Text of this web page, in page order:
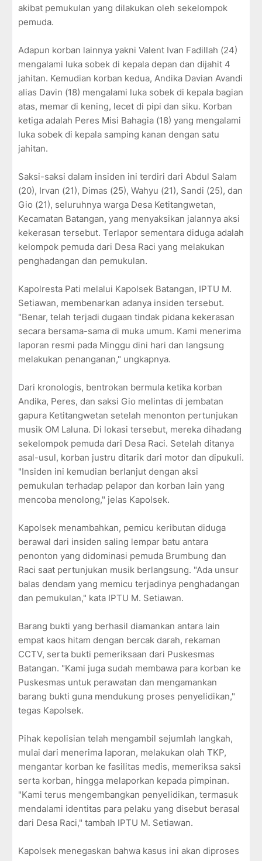
akibat pemukulan yang dilakukan oleh sekelompok
pemuda.
Adapun korban lainnya yakni Valent Ivan Fadillah (24)
mengalami luka sobek di kepala depan dan dijahit 4
jahitan. Kemudian korban kedua, Andika Davian Avandi
alias Davin (18) mengalami luka sobek di kepala bagian
atas, memar di kening, lecet di pipi dan siku. Korban
ketiga adalah Peres Misi Bahagia (18) yang mengalami
luka sobek di kepala samping kanan dengan satu
jahitan.
Saksi-saksi dalam insiden ini terdiri dari Abdul Salam
(20), Irvan (21), Dimas (25), Wahyu (21), Sandi (25), dan
Gio (21), seluruhnya warga Desa Ketitangwetan,
Kecamatan Batangan, yang menyaksikan jalannya aksi
kekerasan tersebut. Terlapor sementara diduga adalah
kelompok pemuda dari Desa Raci yang melakukan
penghadangan dan pemukulan.
Kapolresta Pati melalui Kapolsek Batangan, IPTU M.
Setiawan, membenarkan adanya insiden tersebut.
"Benar, telah terjadi dugaan tindak pidana kekerasan
secara bersama-sama di muka umum. Kami menerima
laporan resmi pada Minggu dini hari dan langsung
melakukan penanganan," ungkapnya.
Dari kronologis, bentrokan bermula ketika korban
Andika, Peres, dan saksi Gio melintas di jembatan
gapura Ketitangwetan setelah menonton pertunjukan
musik OM Laluna. Di lokasi tersebut, mereka dihadang
sekelompok pemuda dari Desa Raci. Setelah ditanya
asal-usul, korban justru ditarik dari motor dan dipukuli.
"Insiden ini kemudian berlanjut dengan aksi
pemukulan terhadap pelapor dan korban lain yang
mencoba menolong," jelas Kapolsek.
Kapolsek menambahkan, pemicu keributan diduga
berawal dari insiden saling lempar batu antara
penonton yang didominasi pemuda Brumbung dan
Raci saat pertunjukan musik berlangsung. "Ada unsur
balas dendam yang memicu terjadinya penghadangan
dan pemukulan," kata IPTU M. Setiawan.
Barang bukti yang berhasil diamankan antara lain
empat kaos hitam dengan bercak darah, rekaman
CCTV, serta bukti pemeriksaan dari Puskesmas
Batangan. "Kami juga sudah membawa para korban ke
Puskesmas untuk perawatan dan mengamankan
barang bukti guna mendukung proses penyelidikan,"
tegas Kapolsek.
Pihak kepolisian telah mengambil sejumlah langkah,
mulai dari menerima laporan, melakukan olah TKP,
mengantar korban ke fasilitas medis, memeriksa saksi
serta korban, hingga melaporkan kepada pimpinan.
"Kami terus mengembangkan penyelidikan, termasuk
mendalami identitas para pelaku yang disebut berasal
dari Desa Raci," tambah IPTU M. Setiawan.
Kapolsek menegaskan bahwa kasus ini akan diproses